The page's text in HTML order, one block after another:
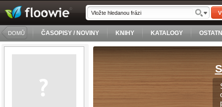
DOMŮ ČASOPISY / NOVINY KNIHY KATALOGY